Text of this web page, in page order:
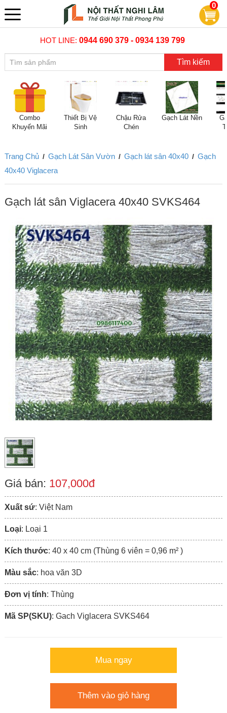
0
HOT LINE:0944 690 379 - 0934 139 799
Tìm kiếm
Combo
Khuyến Mãi
Thiết Bị Vệ
Sinh
Chậu Rửa
Chén
Gạch Lát Nền
Trang Chủ / Gạch Lát Sân Vườn / Gạch lát sân 40x40 / Gạch
40x40 Viglacera
Gạch lát sân Viglacera 40x40 SVKS464
Giá bán: 107,000đ
Xuất sứ: Việt Nam
Loại: Loại 1
Kích thước: 40 x 40 cm (Thùng 6 viên = 0,96 m² )
Màu sắc: hoa văn 3D
Đơn vị tính: Thùng
Mã SP(SKU): Gach Viglacera SVKS464
Mua ngay
Thêm vào giỏ hàng